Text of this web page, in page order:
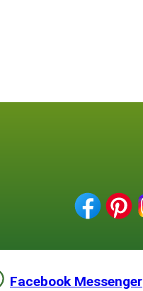
Facebook Messenger